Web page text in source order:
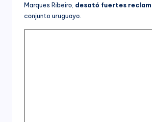
Marques Ribeiro, desató fuertes
conjunto uruguayo.